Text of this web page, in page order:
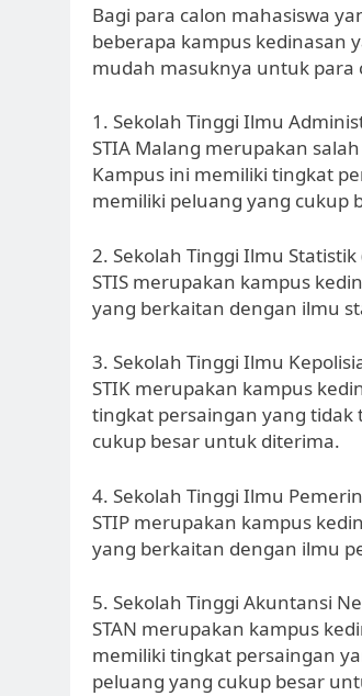
Bagi para calon mahasiswa
beberapa kampus kedinasan
mudah masuknya untuk para
1. Sekolah Tinggi Ilmu
STIA Malang merupakan
Kampus ini memiliki tingkat
memiliki peluang yang cukup
2. Sekolah Tinggi Ilmu Statistik
STIS merupakan kampus
yang berkaitan dengan ilmu
3. Sekolah Tinggi Ilmu
STIK merupakan kampus
tingkat persaingan yang tidak
cukup besar untuk diterima.
4. Sekolah Tinggi Ilmu
STIP merupakan kampus
yang berkaitan dengan ilmu
5. Sekolah Tinggi Akuntansi
STAN merupakan kampus
memiliki tingkat persaingan
peluang yang cukup besar